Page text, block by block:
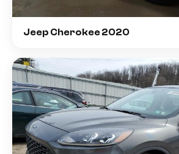
Jeep Cherokee 2020